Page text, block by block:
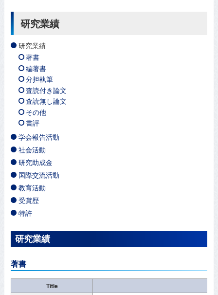
研究業績
研究業績
著書
編著書
分担執筆
査読付き論文
査読無し論文
その他
書評
学会報告活動
社会活動
研究助成金
国際交流活動
教育活動
受賞歴
特許
研究業績
著書
Title